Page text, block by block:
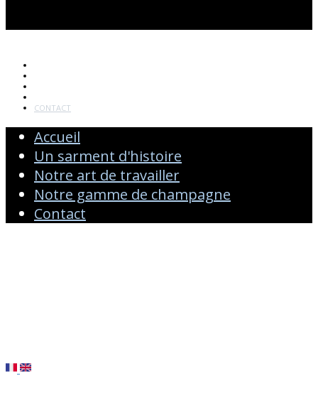
CONTACT
Accueil
Un sarment d'histoire
Notre art de travailler
Notre gamme de champagne
Contact